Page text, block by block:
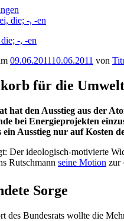
-, -en
09.06.201110.06.2011 von
für die
hat den Ausstieg aus der
bei Energieprojekten
ein Ausstieg nur auf Kosten
Der ideologisch-motivierte
Rutschmann seine Motion zur
Sorge
des Bundesrats wollte die